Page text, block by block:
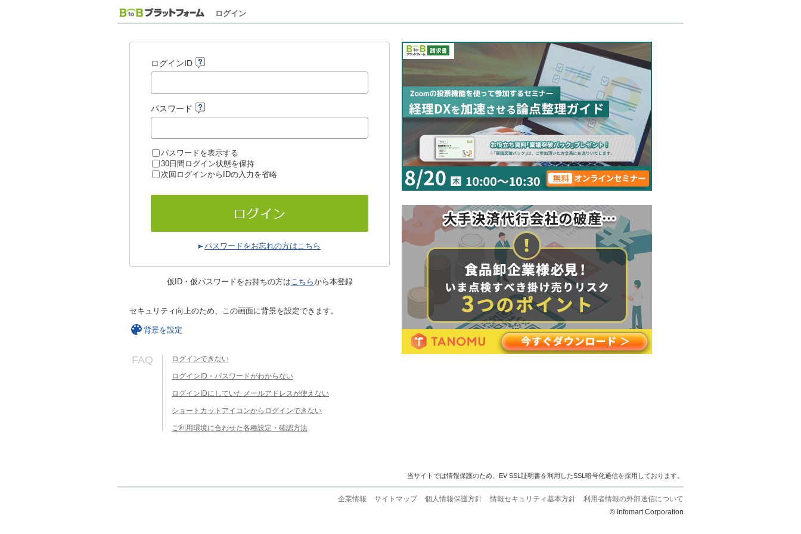
ログイン
ログインID
パスワード
パスワードを表示する
30日間ログイン状態を保持
次回ログインからIDの入力を省略
パスワードをお忘れの方はこちら
仮ID・仮パスワードをお持ちの方はこちらから本登録
セキュリティ向上のため、この画面に背景を設定できます。
背景を設定
FAQ ログインできない
ログインID・パスワードがわからない
ログインIDにしていたメールアドレスが使えない
ショートカットアイコンからログインできない
ご利用環境に合わせた各種設定・確認方法
当サイトでは情報保護のため、EV SSL証明書を利用したSSL暗号化通信を採用しております。
企業情報 サイトマップ 個人情報保護方針 情報セキュリティ基本方針
利用者情報の外部送信について
© Infomart Corporation